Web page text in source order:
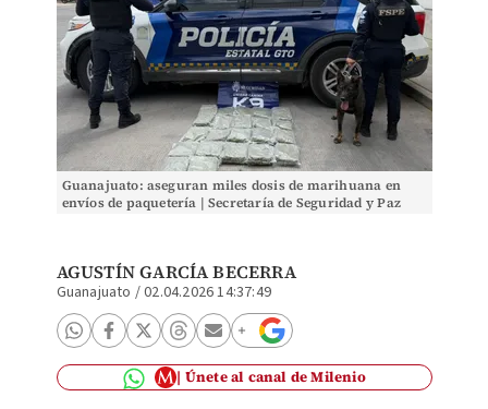
Guanajuato: aseguran miles dosis de marihuana en
envíos de paquetería | Secretaría de Seguridad y Paz
AGUSTÍN GARCÍA BECERRA
Guanajuato /02.04.2026 14:37:49
Únete al canal de Milenio